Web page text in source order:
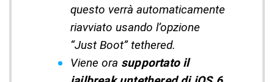
questo verrà automaticamente
riavviato usando l’opzione
“Just Boot” tethered.
Viene ora supportato il